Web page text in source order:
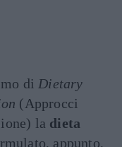
di Dietary
(Approcci
la dieta
appunto,